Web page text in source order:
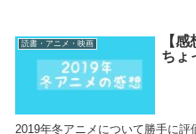
読書・アニメ・映画
【
ちょ
2019年冬アニメについて勝手に